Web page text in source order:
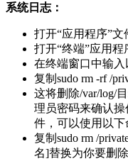
系统日志：
打开“应用程序”文
打开“终端”应用程
在终端窗口中输入
复制sudo rm -rf /
这将删除/var/log/
理员密码来确认
件，可以使用以下
复制sudo rm /
名]替换为你要删